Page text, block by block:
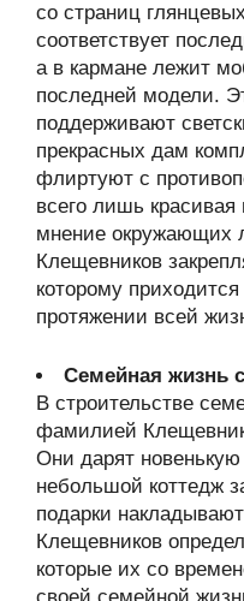
со страниц
соответствует
а в кармане лежит
последней модели.
поддерживают
прекрасных дам
флиртуют с
всего лишь красивая
мнение
Клещевников
которому
протяжении всей
Семейная жизнь
В строительстве
фамилией
Они дарят
небольшой коттедж
подарки
Клещевников
которые их со
своей семейной